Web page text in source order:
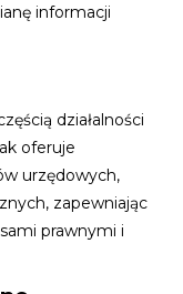
informacji
działalności
oferuje
urzędowych,
zapewniając
prawnymi i